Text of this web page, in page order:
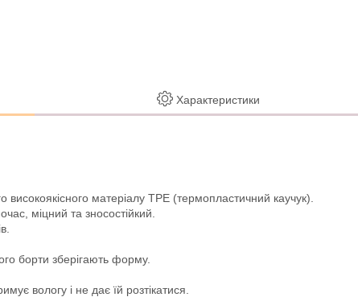
Характеристики
матеріалу TPE (термопластичний каучук).
міцний та зносостійкий.
борти зберігають форму.
вологу і не дає їй розтікатися.